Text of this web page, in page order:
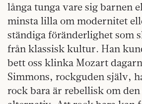
långa tunga vare sig barnen
minsta lilla om modernitet
ständiga föränderlighet som
från klassisk kultur. Han
bett oss klinka Mozart
Simmons, rockguden själv,
rock bara är rebellisk om